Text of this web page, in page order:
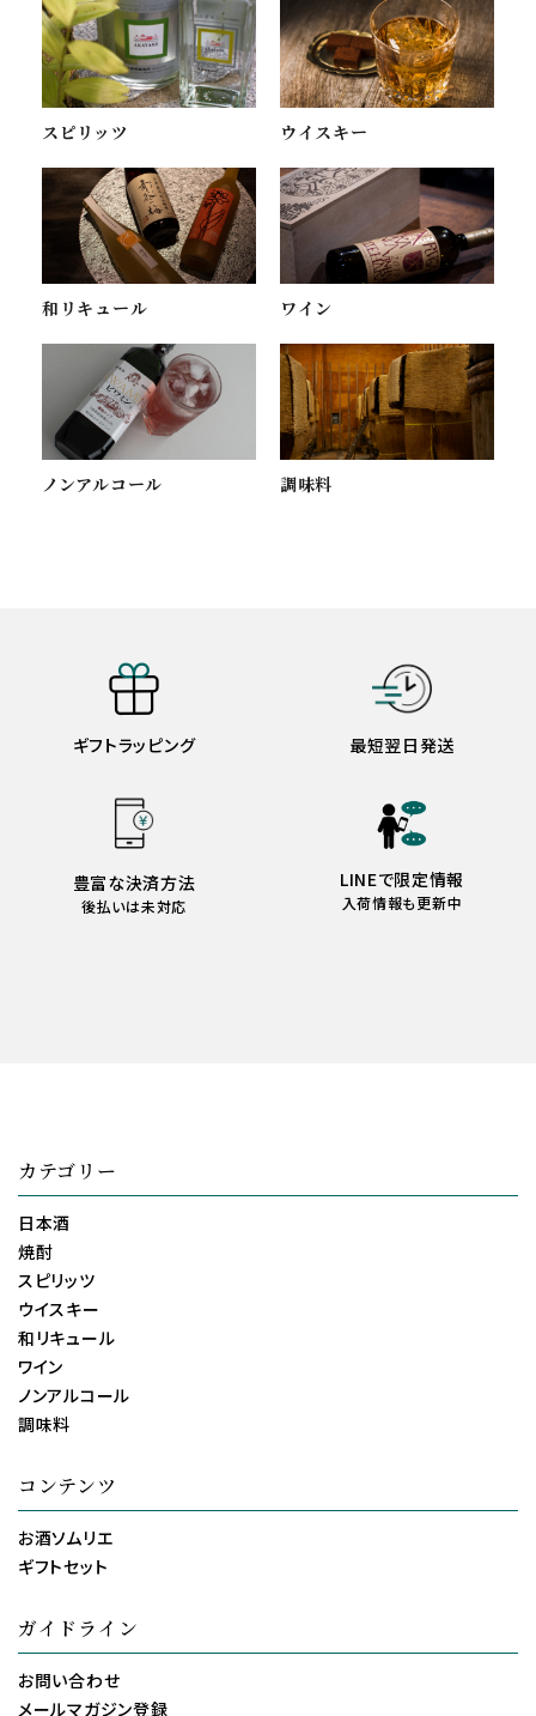
スピリッツ ウイスキー
和リキュール ワイン
ノンアルコール 調味料
ギフトラッピング 最短翌日発送
豊富な決済方法
後払いは未対応
LINEで限定情報
入荷情報も更新中
カテゴリー
日本酒
焼酎
スピリッツ
ウイスキー
和リキュール
ワイン
ノンアルコール
調味料
コンテンツ
お酒ソムリエ
ギフトセット
ガイドライン
お問い合わせ
メールマガジン登録